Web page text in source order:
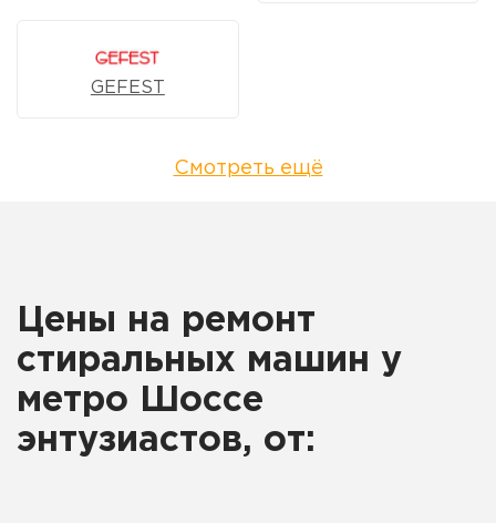
GEFEST
Смотреть ещё
Цены на ремонт
стиральных машин у
метро Шоссе
энтузиастов, от: